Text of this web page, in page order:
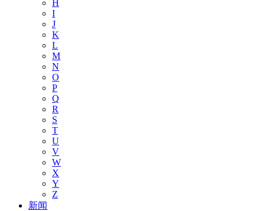
H
I
J
K
L
M
N
O
P
Q
R
S
T
U
V
W
X
Y
Z
新闻